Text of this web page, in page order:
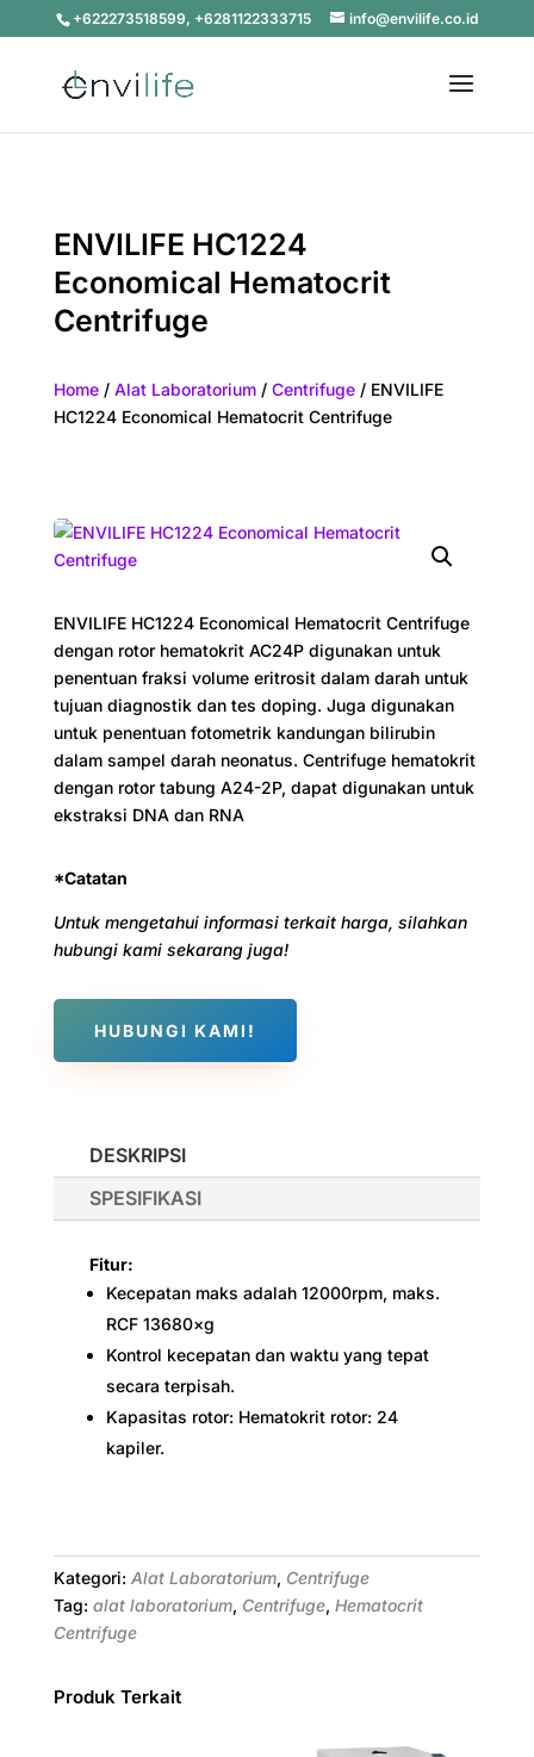
+622273518599, +6281122333715 info@envilife.co.id
ENVILIFE HC1224
Economical Hematocrit
Centrifuge
Home/ Alat Laboratorium/ Centrifuge/ ENVILIFE
HC1224 Economical Hematocrit Centrifuge
ENVILIFE HC1224 Economical Hematocrit Centrifuge
dengan rotor hematokrit AC24P digunakan untuk
penentuan fraksi volume eritrosit dalam darah untuk
tujuan diagnostik dan tes doping. Juga digunakan
untuk penentuan fotometrik kandungan bilirubin
dalam sampel darah neonatus. Centrifuge hematokrit
dengan rotor tabung A24-2P, dapat digunakan untuk
ekstraksi DNA dan RNA
*Catatan
Untuk mengetahui informasi terkait harga, silahkan
hubungi kami sekarang juga!
HUBUNGI KAMI!
DESKRIPSI
SPESIFIKASI
Fitur:
Kecepatan maks adalah 12000rpm, maks.
RCF 13680×g
Kontrol kecepatan dan waktu yang tepat
secara terpisah.
Kapasitas rotor: Hematokrit rotor: 24
kapiler.
Kategori: Alat Laboratorium, Centrifuge
Tag: alat laboratorium, Centrifuge, Hematocrit
Centrifuge
Produk Terkait